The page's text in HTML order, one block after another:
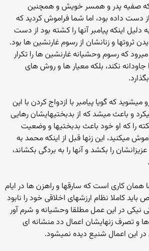
صفیه پدر و همسر خویش و همچنین
دست داده بود، اما شما فراموش کردید که
دلیل اینکه پیامبر آنها را کشته بود از دست
ثروتها و زنانشان از رسوم غارنشین ها بود.
میرود که رسوم وحشیانه غارنشین ها را تکرار
را جاودانه نکند، بلکه معیار ها و روش های
که گویا پیامبر با ازدواج کردن با این
و باعث میشد که از بدبختیهایشان رهایی
را که او خود باعث بدبختیها و وضعیت
میکنید، این زنها قبل از اینکه محمد به
را بکشد و آنها را به بردگی بکشاند،
همان کاری است که سارقها و راهزن ها در ایام
کاملا نظام ارزشهای اخلاقی خود را نابود
نیکی در این عمل مطلقا وحشیانه و شرم آور
و تصرف زنهایشان اعمال دد منشانه ای
در این اعمال شنیع دیده نمیشود.